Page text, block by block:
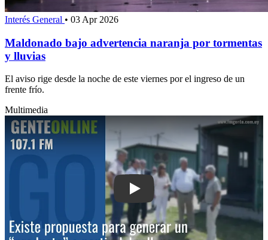
Interés General • 03 Apr 2026
Maldonado bajo advertencia naranja por tormentas
y lluvias
El aviso rige desde la noche de este viernes por el ingreso de un
frente frío.
Multimedia
Play: Existe propuesta para generar